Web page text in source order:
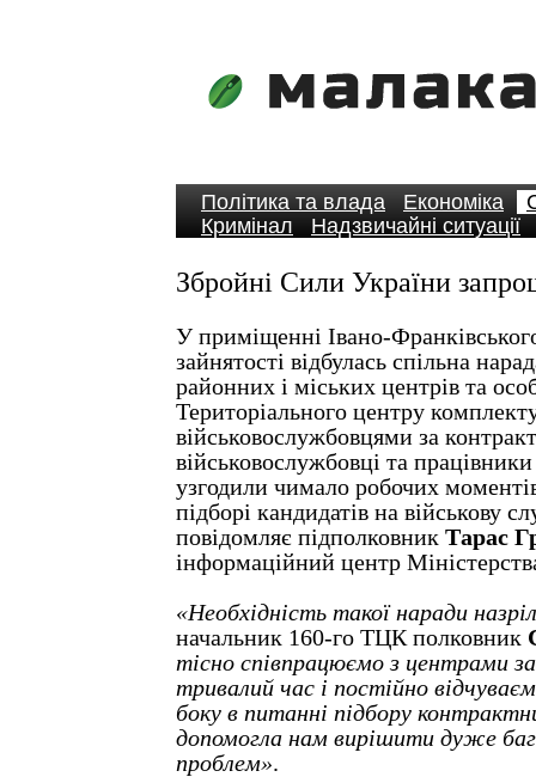
Політика та влада Економіка
Кримінал
Надзвичайні ситуації
Збройні Сили України
У приміщенні Івано-
зайнятості відбулась спільна
районних і міських центрів та
Територіального центру
військовослужбовцями за
військовослужбовці та
узгодили чимало робочих
підборі кандидатів на військову
повідомляє підполковник Тарас
інформаційний центр
«Необхідність такої наради
начальник 160-го ТЦК полковник
тісно співпрацюємо з центрами
тривалий час і постійно
боку в питанні підбору
допомогла нам вирішити дуже
проблем».